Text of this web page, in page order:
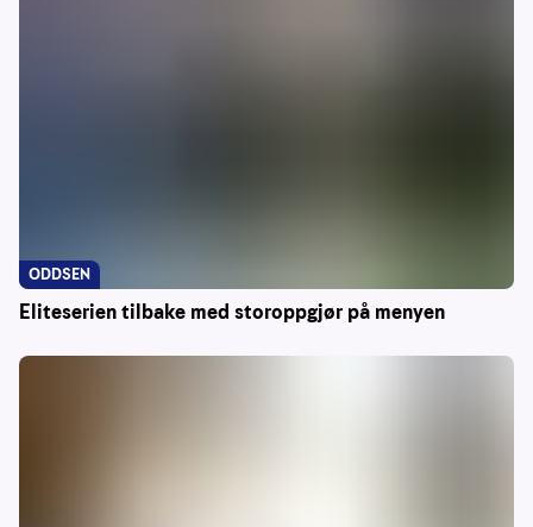
Eliteserien tilbake med storoppgjør på menyen
ODDSEN